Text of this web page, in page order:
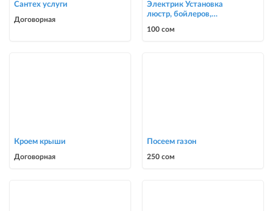
Сантех услуги
Договорная
Электрик Установка
люстр, бойлеров,
0700303090
100 сом
Кроем крыши
Договорная
Посеем газон
250 сом